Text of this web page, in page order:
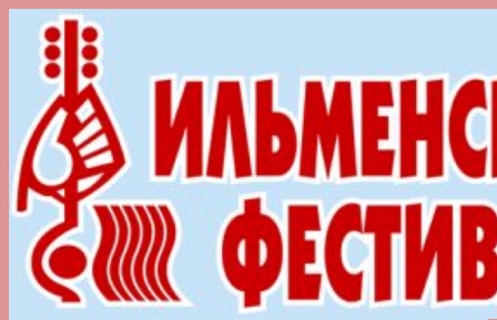
Перейти
содержимому